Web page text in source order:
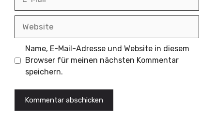
Name, E-Mail-Adresse und Website in diesem
Browser für meinen nächsten Kommentar
speichern.